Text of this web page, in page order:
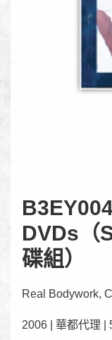
DVDs（
碟組）
Real Bodywork,
2006 | 華都代理 |